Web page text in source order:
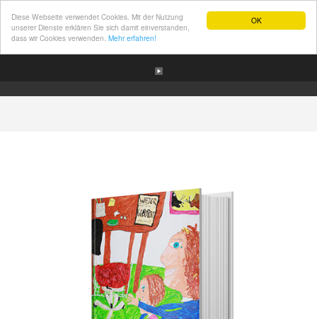
OK
Diese Webseite verwendet Cookies. Mit der Nutzung
unserer Dienste erklären Sie sich damit einverstanden,
dass wir Cookies verwenden. Mehr erfahren!